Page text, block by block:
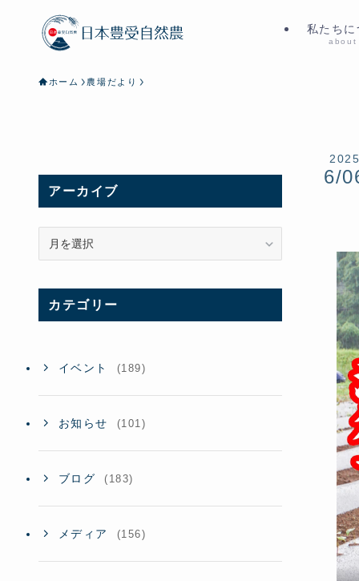
私たち
about
ホーム 農場だより
6/
アーカイブ
ー
イ
ブカテゴリー
イベント (189)
お知らせ (101)
ブログ (183)
メディア (156)